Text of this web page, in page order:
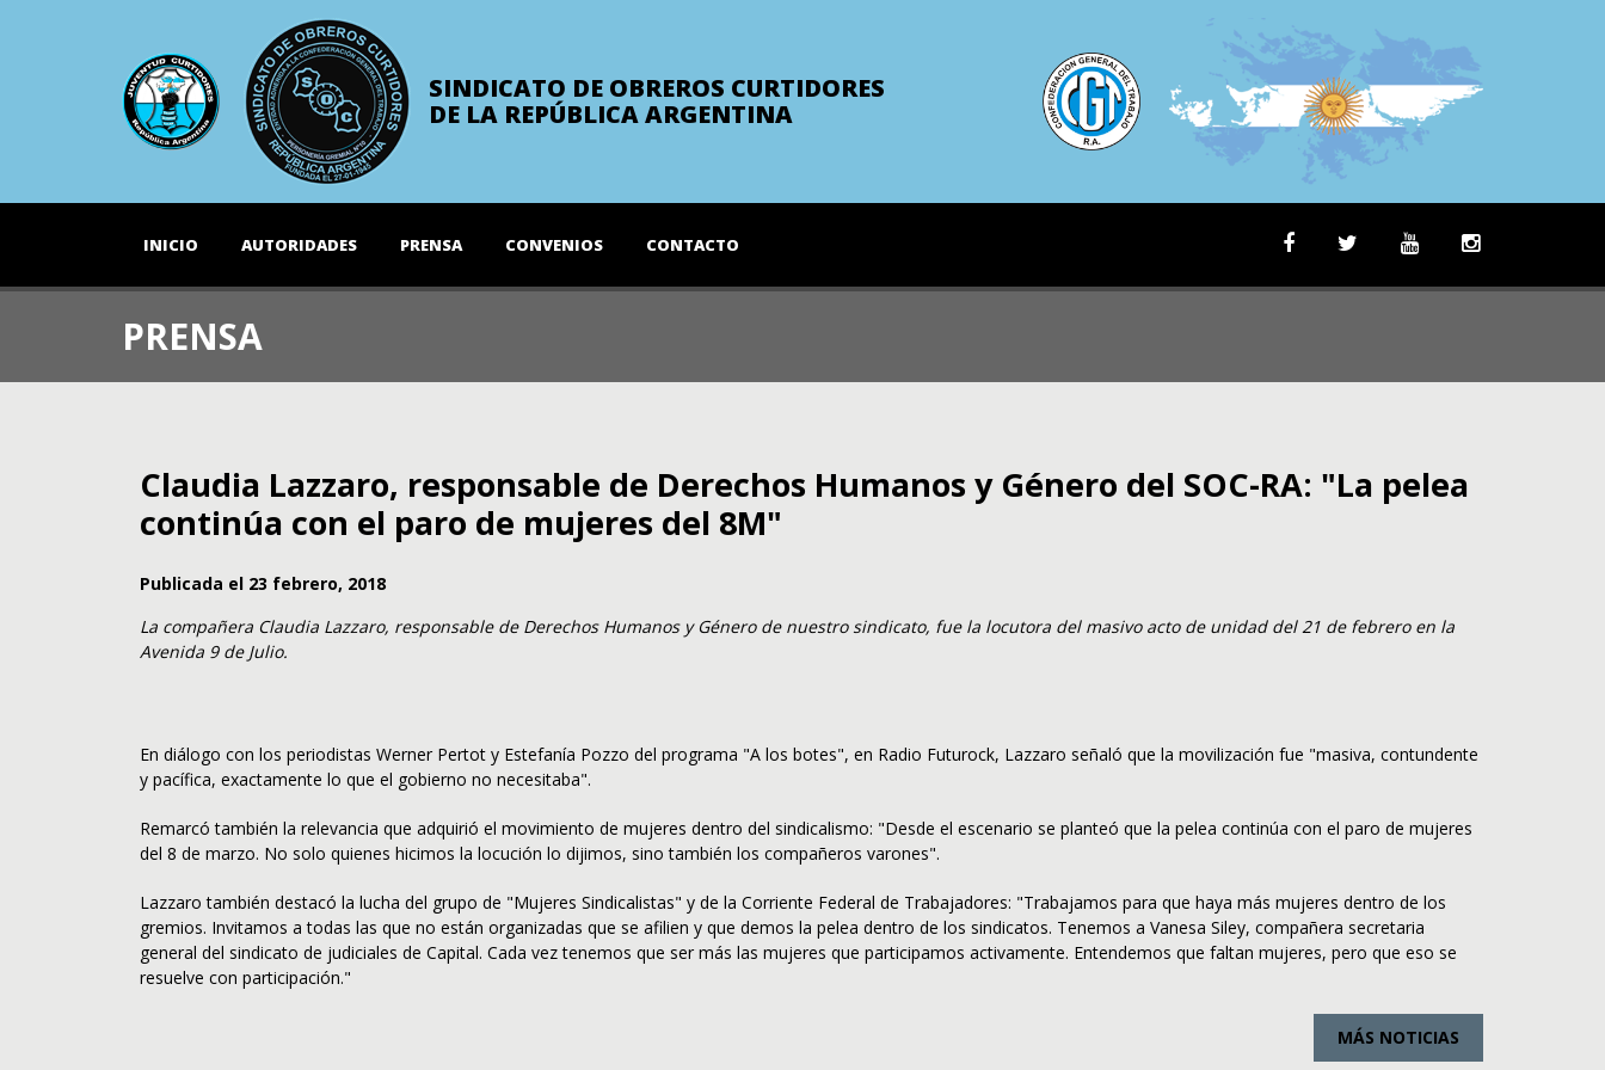
SINDICATO DE OBREROS CURTIDORES
DE LA REPÚBLICA ARGENTINA
INICIO AUTORIDADES PRENSA CONVENIOS CONTACTO
PRENSA
Claudia Lazzaro, responsable de Derechos Humanos y Género del SOC-RA: "La pelea
continúa con el paro de mujeres del 8M"
Publicada el 23 febrero, 2018
La compañera Claudia Lazzaro, responsable de Derechos Humanos y Género de nuestro sindicato, fue la locutora del masivo acto de unidad del 21 de febrero en la
Avenida 9 de Julio.
En diálogo con los periodistas Werner Pertot y Estefanía Pozzo del programa "A los botes", en Radio Futurock, Lazzaro señaló que la movilización fue "masiva, contundente
y pacífica, exactamente lo que el gobierno no necesitaba".
Remarcó también la relevancia que adquirió el movimiento de mujeres dentro del sindicalismo: "Desde el escenario se planteó que la pelea continúa con el paro de mujeres
del 8 de marzo. No solo quienes hicimos la locución lo dijimos, sino también los compañeros varones".
Lazzaro también destacó la lucha del grupo de "Mujeres Sindicalistas" y de la Corriente Federal de Trabajadores: "Trabajamos para que haya más mujeres dentro de los
gremios. Invitamos a todas las que no están organizadas que se afilien y que demos la pelea dentro de los sindicatos. Tenemos a Vanesa Siley, compañera secretaria
general del sindicato de judiciales de Capital. Cada vez tenemos que ser más las mujeres que participamos activamente. Entendemos que faltan mujeres, pero que eso se
resuelve con participación."
MÁS NOTICIAS